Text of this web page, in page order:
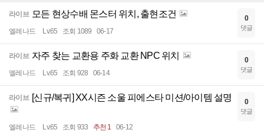
라이브 모든 현상수배 몬스터 위치, 출현조건
엘레나드 Lv.65 조회 1089 06-17
0
댓글
라이브 자주 찾는 교환용 주화 교환 NPC 위치
엘레나드 Lv.65 조회 928 06-14
0
댓글
라이브 [신규/복귀] XX시즌 소울 피에스타 미션/아이템 설명
엘레나드 Lv.65 조회 933 추천 1 06-12
0
댓글